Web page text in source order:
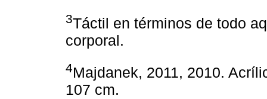
3Táctil en términos de todo
corporal.
4Majdanek, 2011, 2010.
107 cm.